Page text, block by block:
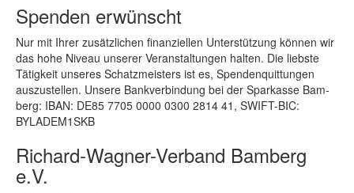
Spenden erwünscht
Nur mit Ih­rer zu­sätz­li­chen fi­nan­zi­el­len Un­ter­stüt­zung kön­nen wir
das hohe Ni­veau un­se­rer Ver­an­stal­tun­gen hal­ten. Die liebs­te
Tä­tig­keit un­se­res Schatz­meis­ters ist es, Spen­den­quit­tun­gen
aus­zu­stel­len. Un­se­re Bank­ver­bin­dung bei der Spar­kas­se Bam­
berg: IBAN: DE85 7705 0000 0300 2814 41, SWIFT-BIC:
BYLADEM1SKB
Richard-Wagner-Verband Bamberg
e.V.